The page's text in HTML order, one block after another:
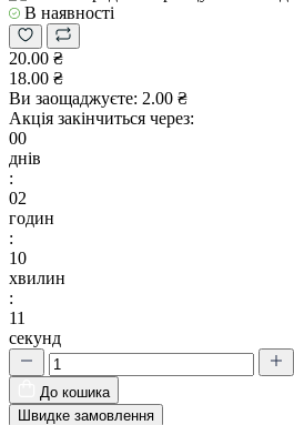
В наявності
20.00 ₴
18.00 ₴
Ви заощаджуєте: 2.00 ₴
Акція закінчиться через:
00
днів
:
02
годин
:
10
хвилин
:
10
секунд
До кошика
Швидке замовлення